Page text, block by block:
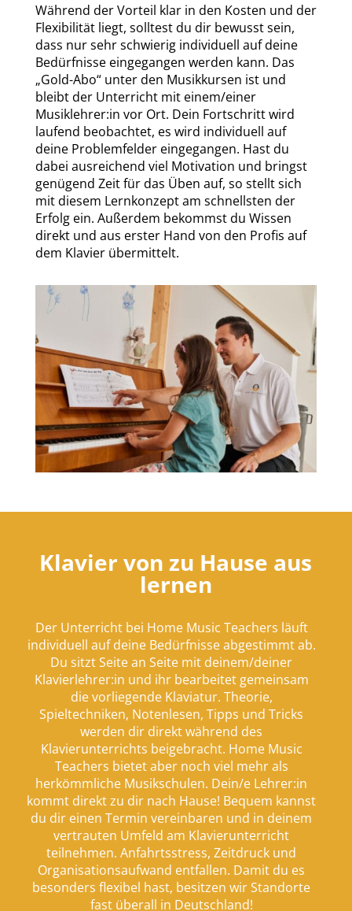
Während der Vorteil klar in den Kosten und der
Flexibilität liegt, solltest du dir bewusst sein,
dass nur sehr schwierig individuell auf deine
Bedürfnisse eingegangen werden kann. Das
„Gold-Abo“ unter den Musikkursen ist und
bleibt der Unterricht mit einem/einer
Musiklehrer:in vor Ort. Dein Fortschritt wird
laufend beobachtet, es wird individuell auf
deine Problemfelder eingegangen. Hast du
dabei ausreichend viel Motivation und bringst
genügend Zeit für das Üben auf, so stellt sich
mit diesem Lernkonzept am schnellsten der
Erfolg ein. Außerdem bekommst du Wissen
direkt und aus erster Hand von den Profis auf
dem Klavier übermittelt.
Klavier von zu Hause aus
lernen
Der Unterricht bei Home Music Teachers läuft
individuell auf deine Bedürfnisse abgestimmt ab.
Du sitzt Seite an Seite mit deinem/deiner
Klavierlehrer:in und ihr bearbeitet gemeinsam
die vorliegende Klaviatur. Theorie,
Spieltechniken, Notenlesen, Tipps und Tricks
werden dir direkt während des
Klavierunterrichts beigebracht. Home Music
Teachers bietet aber noch viel mehr als
herkömmliche Musikschulen. Dein/e Lehrer:in
kommt direkt zu dir nach Hause! Bequem kannst
du dir einen Termin vereinbaren und in deinem
vertrauten Umfeld am Klavierunterricht
teilnehmen. Anfahrtsstress, Zeitdruck und
Organisationsaufwand entfallen. Damit du es
besonders flexibel hast, besitzen wir Standorte
fast überall in Deutschland!